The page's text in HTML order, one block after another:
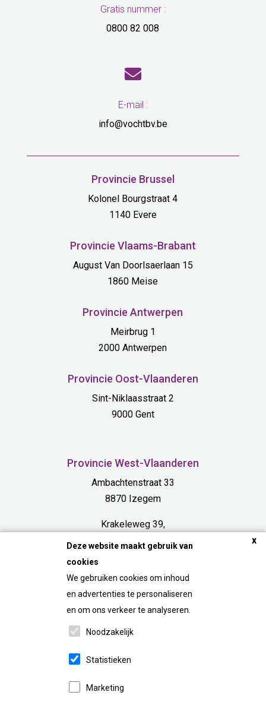
Gratis nummer :
0800 82 008

E-mail :
info@vochtbv.be
Provincie Brussel
Kolonel Bourgstraat 4
1140 Evere
Provincie Vlaams-Brabant
August Van Doorlsaerlaan 15
1860 Meise
Provincie Antwerpen
Meirbrug 1
2000 Antwerpen
Provincie Oost-Vlaanderen
Sint-Niklaasstraat 2
9000 Gent
Provincie West-Vlaanderen
Ambachtenstraat 33
8870 Izegem
Krakeleweg 39,
8000 Bruges
Bosdel 54 A
3600 Genk
FAQ
x
Deze website maakt gebruik van
cookies
We gebruiken cookies om inhoud
en advertenties te personaliseren
en om ons verkeer te analyseren.
Noodzakelijk
Statistieken
Marketing